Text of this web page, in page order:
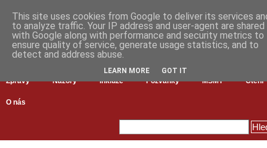
Zprávy Názory Inkluze Pozvánky MŠMT Čtení
O nás
This site uses cookies from Google to deliver its services
to analyze traffic. Your IP address and user-agent are shared
with Google along with performance and security metrics to
ensure quality of service, generate usage statistics, and to
detect and address abuse.
LEARN MORE GOT IT